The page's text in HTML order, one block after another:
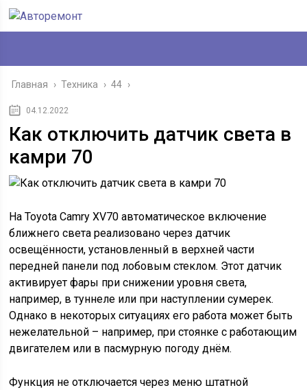
Главная › Техника › 44 ›
04.12.2022
Как отключить датчик света в
камри 70
На Toyota Camry XV70 автоматическое включение
ближнего света реализовано через датчик
освещённости, установленный в верхней части
передней панели под лобовым стеклом. Этот датчик
активирует фары при снижении уровня света,
например, в туннеле или при наступлении сумерек.
Однако в некоторых ситуациях его работа может быть
нежелательной – например, при стоянке с работающим
двигателем или в пасмурную погоду днём.
Функция не отключается через меню штатной